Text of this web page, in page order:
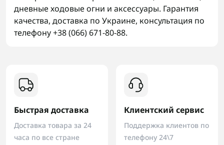
дневные ходовые огни и аксессуары. Гарантия
качества, доставка по Украине, консультация по
телефону +38 (066) 671-80-88.
Быстрая доставка
Доставка товара за 24
часа по все стране
Клиентский сервис
Поддержка клиентов по
телефону 24\7